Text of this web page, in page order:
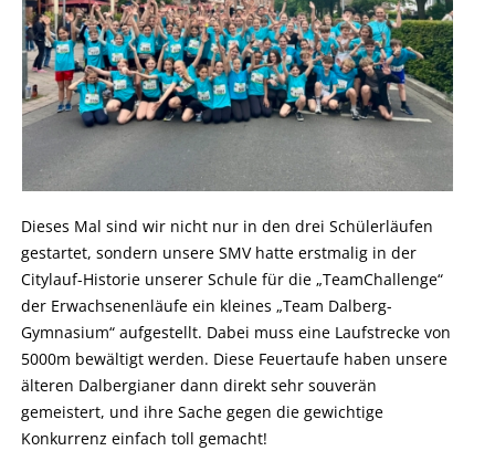
Dieses Mal sind wir nicht nur in den drei Schülerläufen
gestartet, sondern unsere SMV hatte erstmalig in der
Citylauf-Historie unserer Schule für die „TeamChallenge“
der Erwachsenenläufe ein kleines „Team Dalberg-
Gymnasium“ aufgestellt. Dabei muss eine Laufstrecke von
5000m bewältigt werden. Diese Feuertaufe haben unsere
älteren Dalbergianer dann direkt sehr souverän
gemeistert, und ihre Sache gegen die gewichtige
Konkurrenz einfach toll gemacht!